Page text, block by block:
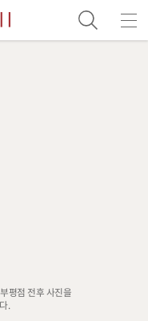
평점 전후 사진을
.